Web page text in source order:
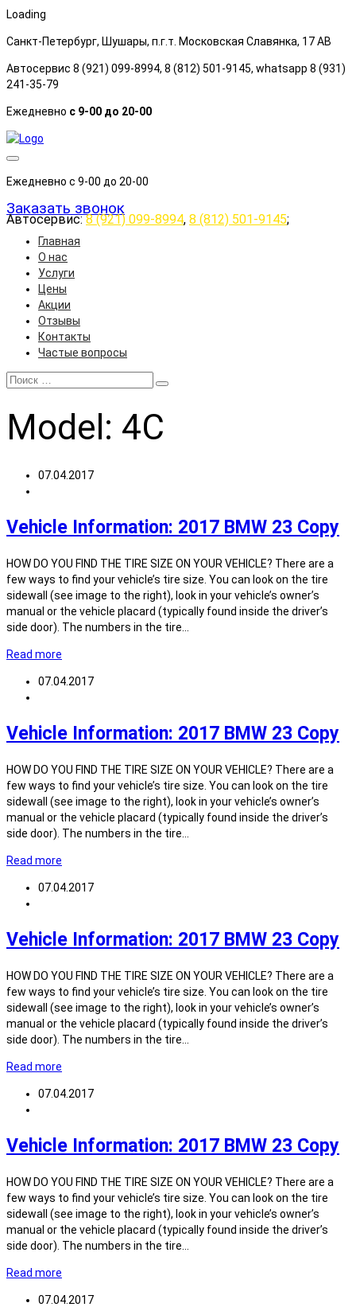
Loading
Санкт-Петербург, Шушары, п.г.т. Московская Славянка, 17 АB
Автосервис 8 (921) 099-8994, 8 (812) 501-9145, whatsapp 8 (931)
241-35-79
Ежедневно с 9-00 до 20-00
Ежедневно с 9-00 до 20-00
Заказать звонок
Автосервис:8 (921) 099-8994, 8 (812) 501-9145;
Главная
О нас
Услуги
Цены
Акции
Отзывы
Контакты
Частые вопросы
Model: 4C
07.04.2017
Vehicle Information: 2017 BMW 23 Copy
HOW DO YOU FIND THE TIRE SIZE ON YOUR VEHICLE? There are a
few ways to find your vehicle’s tire size. You can look on the tire
sidewall (see image to the right), look in your vehicle’s owner’s
manual or the vehicle placard (typically found inside the driver’s
side door). The numbers in the tire…
Read more
07.04.2017
Vehicle Information: 2017 BMW 23 Copy
HOW DO YOU FIND THE TIRE SIZE ON YOUR VEHICLE? There are a
few ways to find your vehicle’s tire size. You can look on the tire
sidewall (see image to the right), look in your vehicle’s owner’s
manual or the vehicle placard (typically found inside the driver’s
side door). The numbers in the tire…
Read more
07.04.2017
Vehicle Information: 2017 BMW 23 Copy
HOW DO YOU FIND THE TIRE SIZE ON YOUR VEHICLE? There are a
few ways to find your vehicle’s tire size. You can look on the tire
sidewall (see image to the right), look in your vehicle’s owner’s
manual or the vehicle placard (typically found inside the driver’s
side door). The numbers in the tire…
Read more
07.04.2017
Vehicle Information: 2017 BMW 23 Copy
HOW DO YOU FIND THE TIRE SIZE ON YOUR VEHICLE? There are a
few ways to find your vehicle’s tire size. You can look on the tire
sidewall (see image to the right), look in your vehicle’s owner’s
manual or the vehicle placard (typically found inside the driver’s
side door). The numbers in the tire…
Read more
07.04.2017